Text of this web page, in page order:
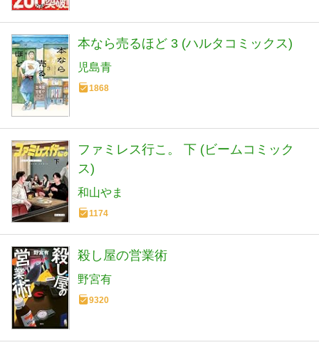
本なら売るほど 3 (ハルタコミックス)
児島青
1868
ファミレス行こ。 下 (ビームコミック
ス)
和山やま
1174
殺し屋の営業術
野宮有
9320